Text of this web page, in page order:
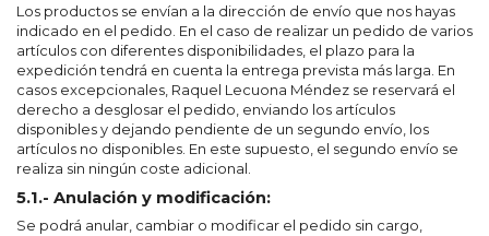
Los productos se envían a la dirección de envío que nos hayas
indicado en el pedido. En el caso de realizar un pedido de varios
artículos con diferentes disponibilidades, el plazo para la
expedición tendrá en cuenta la entrega prevista más larga. En
casos excepcionales, Raquel Lecuona Méndez se reservará el
derecho a desglosar el pedido, enviando los artículos
disponibles y dejando pendiente de un segundo envío, los
artículos no disponibles. En este supuesto, el segundo envío se
realiza sin ningún coste adicional.
5.1.- Anulación y modificación:
Se podrá anular, cambiar o modificar el pedido sin cargo,